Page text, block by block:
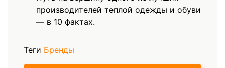
производителей теплой одежды и обуви
— в 10 фактах.
Теги Бренды